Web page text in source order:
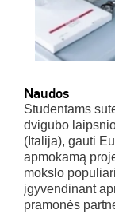
Naudos
Studentams
dvigubo
(Italija), gauti
apmokamą
mokslo
įgyvendinant
pramonės